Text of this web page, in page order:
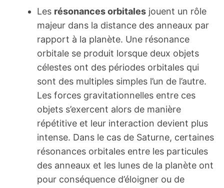
Les résonances orbitales jouent un rôle
majeur dans la distance des anneaux par
rapport à la planète. Une résonance
orbitale se produit lorsque deux objets
célestes ont des périodes orbitales qui
sont des multiples simples l’un de l’autre.
Les forces gravitationnelles entre ces
objets s’exercent alors de manière
répétitive et leur interaction devient plus
intense. Dans le cas de Saturne, certaines
résonances orbitales entre les particules
des anneaux et les lunes de la planète ont
pour conséquence d’éloigner ou de